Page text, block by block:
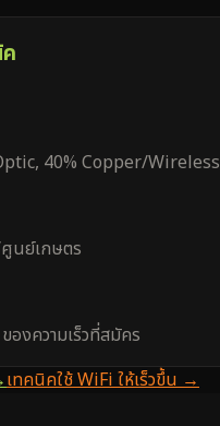
40% Copper/Wireless
นย์เกษตร
องความเร็วที่สมัคร
เทคนิคใช้ WiFi ให้เร็วขึ้น →